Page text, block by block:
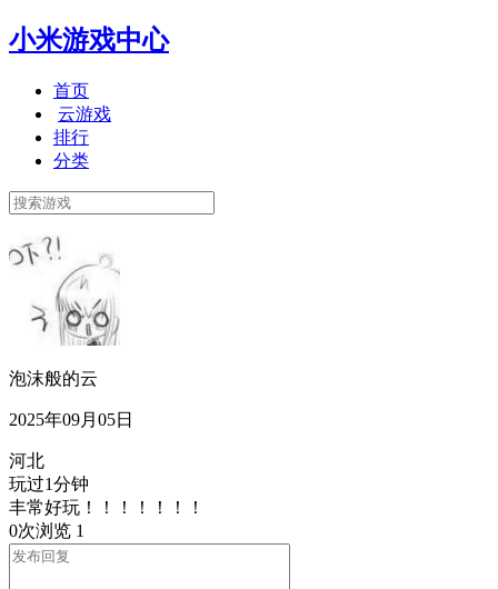
小米游戏中心
首页
云游戏
排行
分类
泡沫般的云
2025年09月05日
河北
玩过1分钟
丰常好玩！！！！！！！
0次浏览 1